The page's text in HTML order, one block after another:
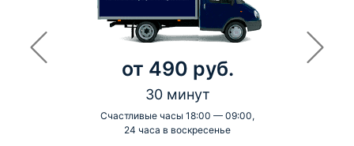
от 490 руб.
30 минут
Счастливые часы 18:00 — 09:00,
24 часа в воскресенье
-